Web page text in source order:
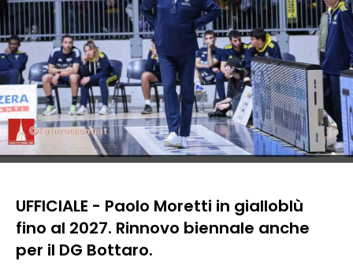
UFFICIALE - Paolo Moretti in gialloblù
fino al 2027. Rinnovo biennale anche
per il DG Bottaro.